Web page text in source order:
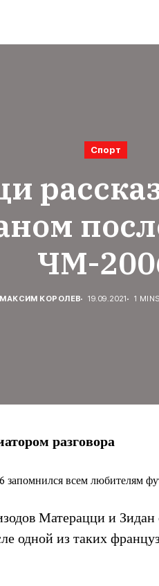
Спорт
ЧМ-
МАКСИМ КОРОЛЕВ 19.09.2021 1
разговора
всем любителям
Матерацци и Зидан
одной из таких